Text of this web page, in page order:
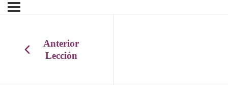
Anterior
Lección